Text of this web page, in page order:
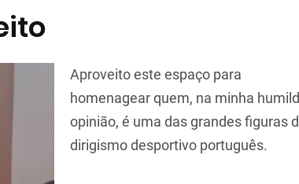
Aproveito este espaço para
homenagear quem, na minha
opinião, é uma das grandes figuras
dirigismo desportivo português.